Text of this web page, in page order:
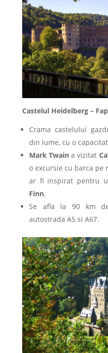
Castelul Heidelberg –
Crama castelului
din lume, cu o
Mark Twain a vizitat
o excursie cu barca pe
ar fi inspirat pentru
Finn.
Se afla la 90 km
autostrada A5 si A67.